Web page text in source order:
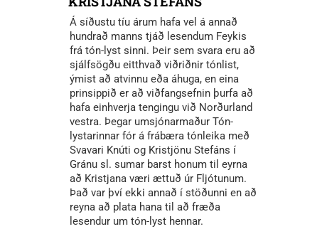
Á síðustu tíu árum hafa vel á annað
hundrað manns tjáð lesendum Feykis
frá tón-lyst sinni. Þeir sem svara eru að
sjálfsögðu eitthvað viðriðnir tónlist,
ýmist að atvinnu eða áhuga, en eina
prinsippið er að viðfangsefnin þurfa að
hafa einhverja tengingu við Norðurland
vestra. Þegar umsjónarmaður Tón-
lystarinnar fór á frábæra tónleika með
Svavari Knúti og Kristjönu Stefáns í
Gránu sl. sumar barst honum til eyrna
að Kristjana væri ættuð úr Fljótunum.
Það var því ekki annað í stöðunni en að
reyna að plata hana til að fræða
lesendur um tón-lyst hennar.